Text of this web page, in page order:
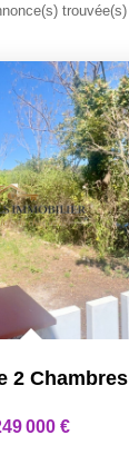
trouvée(s)
2 Chambres
000 €